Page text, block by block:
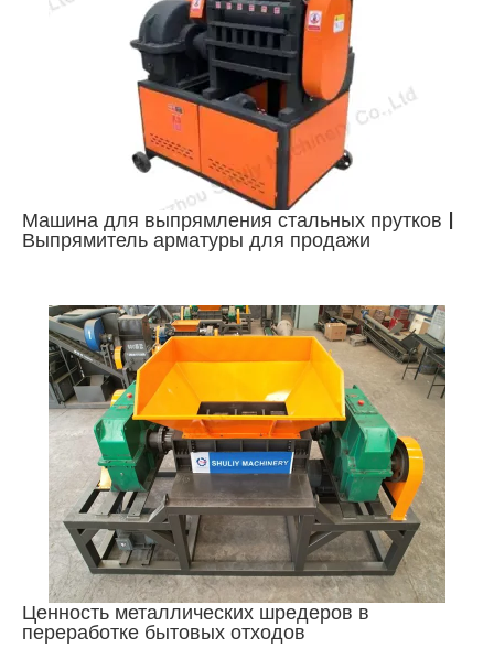
Машина для выпрямления стальных прутков |
Выпрямитель арматуры для продажи
Ценность металлических шредеров в
переработке бытовых отходов